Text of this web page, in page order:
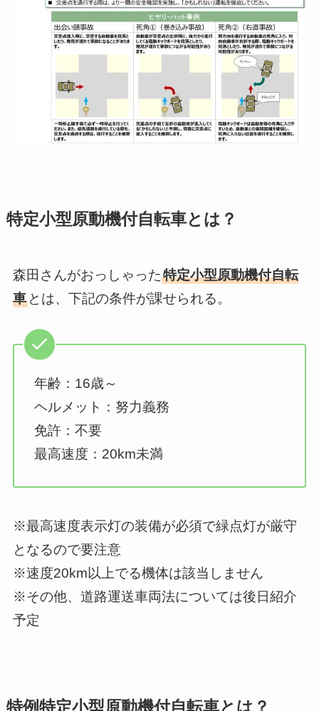
特定小型原動機付自転車とは？
森田さんがおっしゃった特定小型原動機付自転
車とは、下記の条件が課せられる。
年齢：16歳～
ヘルメット：努力義務
免許：不要
最高速度：20km未満
※最高速度表示灯の装備が必須で緑点灯が厳守
となるので要注意
※速度20km以上でる機体は該当しません
※その他、道路運送車両法については後日紹介
予定
特例特定小型原動機付自転車とは？